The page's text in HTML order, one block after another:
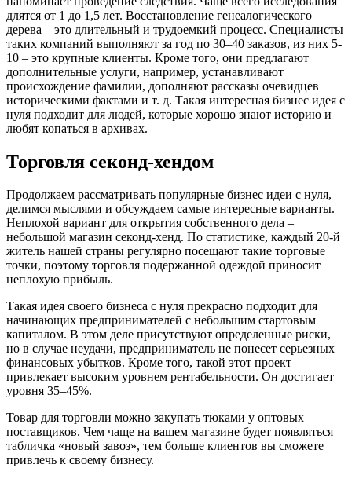
длятся от 1 до 1,5 лет. Восстановление генеалогического
дерева – это длительный и трудоемкий процесс. Специалисты
таких компаний выполняют за год по 30–40 заказов, из них 5-
10 – это крупные клиенты. Кроме того, они предлагают
дополнительные услуги, например, устанавливают
происхождение фамилии, дополняют рассказы очевидцев
историческими фактами и т. д. Такая интересная бизнес идея с
нуля подходит для людей, которые хорошо знают историю и
любят копаться в архивах.
Торговля секонд-хендом
Продолжаем рассматривать популярные бизнес идеи с нуля,
делимся мыслями и обсуждаем самые интересные варианты.
Неплохой вариант для открытия собственного дела –
небольшой магазин секонд-хенд. По статистике, каждый 20-й
житель нашей страны регулярно посещают такие торговые
точки, поэтому торговля подержанной одеждой приносит
неплохую прибыль.
Такая идея своего бизнеса с нуля прекрасно подходит для
начинающих предпринимателей с небольшим стартовым
капиталом. В этом деле присутствуют определенные риски,
но в случае неудачи, предприниматель не понесет серьезных
финансовых убытков. Кроме того, такой этот проект
привлекает высоким уровнем рентабельности. Он достигает
уровня 35–45%.
Товар для торговли можно закупать тюками у оптовых
поставщиков. Чем чаще на вашем магазине будет появляться
табличка «новый завоз», тем больше клиентов вы сможете
привлечь к своему бизнесу.